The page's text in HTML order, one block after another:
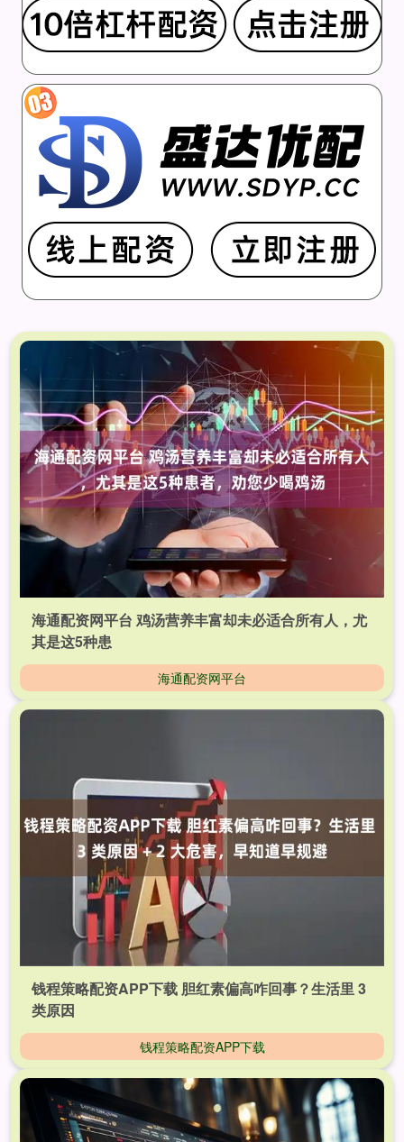
海通配资网平台 鸡汤营养丰富却未必适合所有人，尤
其是这5种患
海通配资网平台
钱程策略配资APP下载 胆红素偏高咋回事？生活里 3
类原因
钱程策略配资APP下载